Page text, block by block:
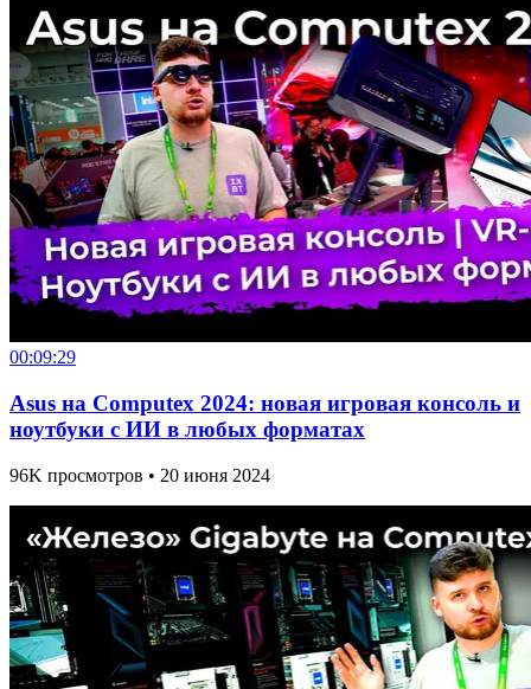
00:09:29
Asus на Computex 2024: новая игровая консоль и
ноутбуки с ИИ в любых форматах
96K просмотров • 20 июня 2024